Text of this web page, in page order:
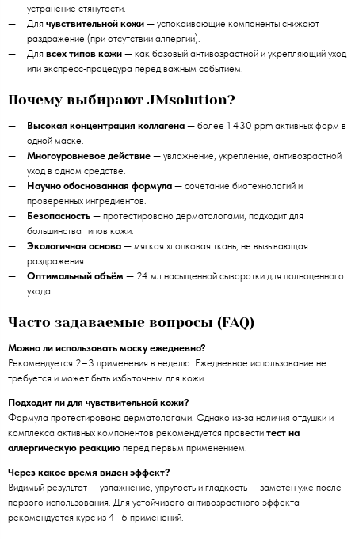
устранение стянутости.
Для чувствительной кожи — успокаивающие компоненты снижают
раздражение (при отсутствии аллергии).
Для всех типов кожи — как базовый антивозрастной и укрепляющий уход
или экспресс‑процедура перед важным событием.
Почему выбирают JMsolution?
Высокая концентрация коллагена — более 1 430 ppm активных форм в
одной маске.
Многоуровневое действие — увлажнение, укрепление, антивозрастной
уход в одном средстве.
Научно обоснованная формула — сочетание биотехнологий и
проверенных ингредиентов.
Безопасность — протестировано дерматологами, подходит для
большинства типов кожи.
Экологичная основа — мягкая хлопковая ткань, не вызывающая
раздражения.
Оптимальный объём — 24 мл насыщенной сыворотки для полноценного
ухода.
Часто задаваемые вопросы (FAQ)
Можно ли использовать маску ежедневно?
Рекомендуется 2–3 применения в неделю. Ежедневное использование не
требуется и может быть избыточным для кожи.
Подходит ли для чувствительной кожи?
Формула протестирована дерматологами. Однако из‑за наличия отдушки и
комплекса активных компонентов рекомендуется провести тест на
аллергическую реакцию перед первым применением.
Через какое время виден эффект?
Видимый результат — увлажнение, упругость и гладкость — заметен уже после
первого использования. Для устойчивого антивозрастного эффекта
рекомендуется курс из 4–6 применений.